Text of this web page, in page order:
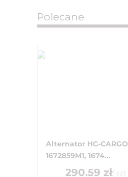
Polecane
Alternator HC-CARGO
1672859M1, 1674...
290.59 zł/ szt